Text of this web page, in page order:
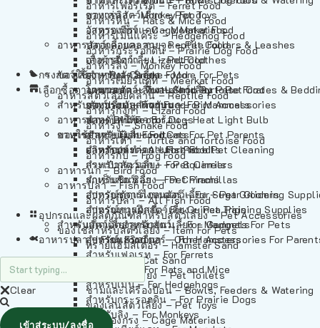
อาหารเฟอร์เร็ต – Ferret Food
อาหารหนู – Rats & Mice Food
อาหารเม่นแคระ – Hedgehog Food
อาหารกระรอกดิน – Prairie Dog Food
อาหารลิง – Monkey Food
อาหารเมียร์แคท – Meerkat Food
อาหารสัตว์เลี้อยคลาน – Reptile Food
อาหารกิ้งก่า – Lizard Food
อาหารงู – Snake Food
อาหารเต่า – Turtle and Tortoise Food
อาหารกบ – Frog Food
อาหารนก – Bird Food
อาหารปลา – Fish Food
อาหารปลา – All Fish Food
อุปกรณและผลิตภัณฑ์สำหรับสัตว์เลี้ยง – Pet Accessories
ของใช้สำหรับสัตว์เลี้ยง – Item For Pets
ทรายแฮมสเตอร์ – Hamster Sand
ทรายแมว – Cat Sand
ห้องน้ำสัตว์เลี้ยง – Pet Toilets
ชามและเครื่องป้อน – Bowls, Feeders & Watering
ของเล่นสัตว์เลี้ยง – Pet Toys
วัสดุรองกรง – Cage Materials
อาหารลิง – Monkey Food
อาหารเมียร์แคท – Meerkat Food
อาหารสัตว์เลี้อยคลาน – Reptile Food
อาหารกิ้งก่า – Lizard Food
อาหารงู – Snake Food
อาหารเต่า – Turtle and Tortoise Food
อาหารกบ – Frog Food
อาหารนก – Bird Food
อาหารปลา – Fish Food
อาหารปลา – All Fish Food
ของเล่นสัตว์เลี้ยง – Pet Toys
วัสดุรองกรง – Cage Materials
ปลอกคอและสายจูง – Pet Collars & Leashes
เสื้อผ้าสัตว์เลี้ยง – Pet Clothes
ของใช้สำหรับสัตว์เลี้ยง – More For Pets
โดมนอนและที่นอนสัตว์เลี้ยง – Pet Crates &
ของประดับสำหรับนก – Bird Accessories
หลอดไฟให้ความร้อน – Heat Light Bulb
ของใช้สำหรับผู้เลี้ยง – Items For Pet Parents
ผลิตภัณฑ์ทำความสะอาด – Pet Cleaning
กระเป๋าสัตว์เลี้ยง – Pet Carriers
รถเข็นสัตว์เลี้ยง – Pet Prams
อุปกรณ์ตัดแต่งขนสัตว์เลี้ยง – Pet Grooming
อุปกรณ์การฝึกสัตว์เลี้ยง – Pet Training Supplies
แก็ดเจ็ตสำหรับสัตว์เลี้ยง – Gadgets For Pets
อุปกรณ์เสริมอื่นๆ – Other Accessories For
กรงสัตว์เลี้ยง – Pet Cages
เลือกซื้อตามหมวดสัตว์เลี้ยง – Shop By Pet
สำหรับสัตว์เลี้ยงลูกด้วยนม – For Mammals
สำหรับสุนัข – For Dogs
สำหรับแมว – For Cats
สำหรับกระต่าย – For Rabbits
สำหรับกระรอก – For Squirrels
สำหรับชินชิล่า – For Chinchillas
สำหรับชูการ์ไกลเดอร์ – For Sugar Gliders
สำหรับหนูแกสบี้ – For Guinea Pigs
สำหรับสัตว์เลี้ยงลูกด้วยนม – For Mammals
สำหรับแฮมสเตอร์ – For Hamsters
สำหรับเฟอเรท – For Ferrets
สำหรับหนู – For Rats and Mice
สำหรับเม่น – For Hedgehogs
สำหรับกระรอกดิน – For Prairie Dogs
สำหรับลิง – For Monkeys
อาหารปลา – Fish Food
Clear
เข้าสู่ระบบ/ลงชื่อ